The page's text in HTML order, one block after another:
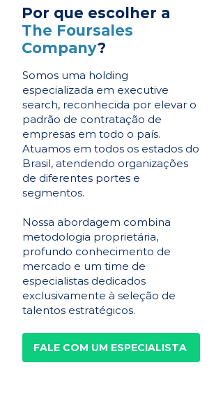
Por que escolher a
The Foursales
Company?
Somos uma holding
especializada em executive
search, reconhecida por elevar o
padrão de contratação de
empresas em todo o país.
Atuamos em todos os estados do
Brasil, atendendo organizações
de diferentes portes e
segmentos.
Nossa abordagem combina
metodologia proprietária,
profundo conhecimento de
mercado e um time de
especialistas dedicados
exclusivamente à seleção de
talentos estratégicos.
FALE COM UM ESPECIALISTA